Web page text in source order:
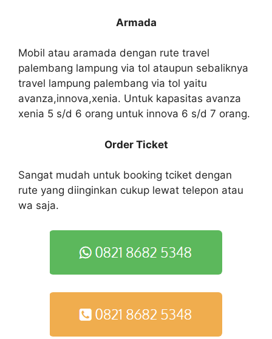
Armada
Mobil atau aramada dengan rute travel
palembang lampung via tol ataupun sebaliknya
travel lampung palembang via tol yaitu
avanza,innova,xenia. Untuk kapasitas avanza
xenia 5 s/d 6 orang untuk innova 6 s/d 7 orang.
Order Ticket
Sangat mudah untuk booking tciket dengan
rute yang diinginkan cukup lewat telepon atau
wa saja.